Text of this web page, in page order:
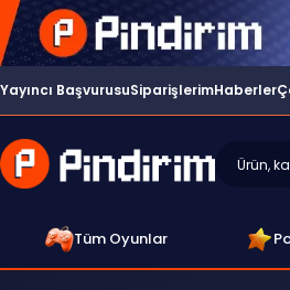
Yayıncı BaşvurusuSiparişlerimHaberler
Tüm Oyunlar